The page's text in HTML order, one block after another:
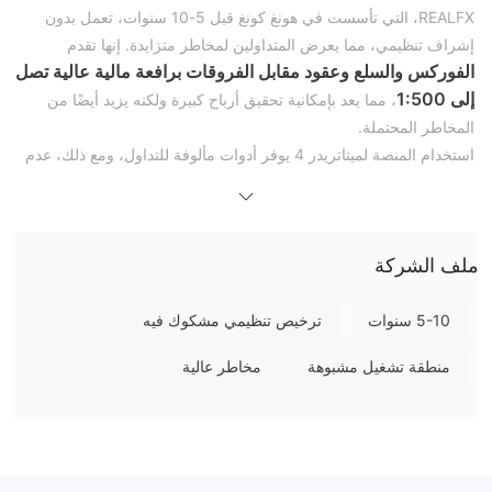
REALFX، التي تأسست في هونغ كونغ قبل 5-10 سنوات، تعمل بدون
إشراف تنظيمي، مما يعرض المتداولين لمخاطر متزايدة. إنها تقدم
الفوركس والسلع وعقود مقابل الفروقات برافعة مالية عالية تصل
إلى 1:500
، مما يعد بإمكانية تحقيق أرباح كبيرة ولكنه يزيد أيضًا من
المخاطر المحتملة.
استخدام المنصة لميتاتريدر 4 يوفر أدوات مألوفة للتداول، ومع ذلك، عدم
وشروطًا صارمة، والتي تبرز، جنبًا إلى جنب مع اتهامات بالممارسات غير
الوضع التنظيمي
ملف الشركة
5-10 سنوات ترخيص تنظيمي مشكوك فيه
منطقة تشغيل مشبوهة مخاطر عالية